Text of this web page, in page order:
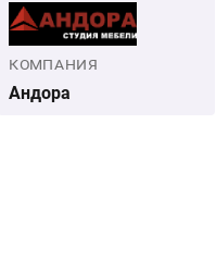
КОМПАНИЯ
Андора